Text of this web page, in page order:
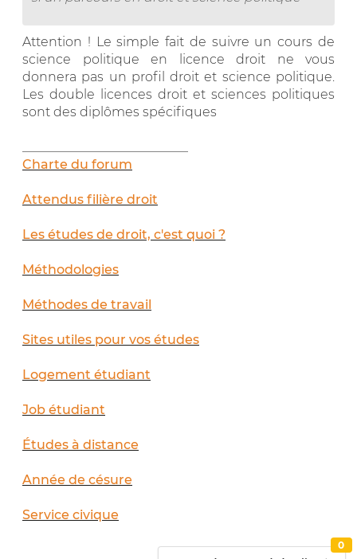
Attention ! Le simple fait de suivre un cours de
science politique en licence droit ne vous
donnera pas un profil droit et science politique.
Les double licences droit et sciences politiques
sont des diplômes spécifiques
Charte du forum
Attendus filière droit
Les études de droit, c'est quoi ?
Méthodologies
Méthodes de travail
Sites utiles pour vos études
Logement étudiant
Job étudiant
Études à distance
Année de césure
Service civique
0